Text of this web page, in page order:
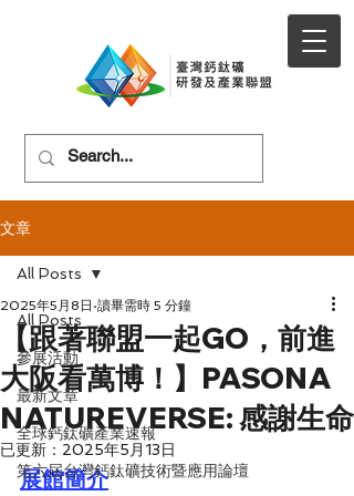
文章
All Posts
參展活動
最新文章
全球鈣鈦礦產業速報
第六屆台灣鈣鈦礦技術暨應用論壇
All Posts
【跟著聯盟一起GO，前進
大阪看萬博！】PASONA
NATUREVERSE: 感謝生命
2025年5月8日 讀畢需時 5 分鐘
已更新： 2025年5月13日
展館簡介